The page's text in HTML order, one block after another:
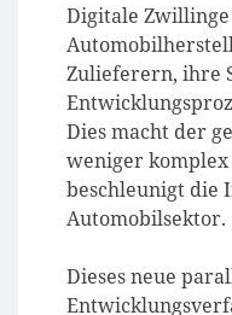
Digitale
Zulieferern, ihre
Dies macht der
weniger
beschleunigt die
Automobilsektor.
Dieses neue